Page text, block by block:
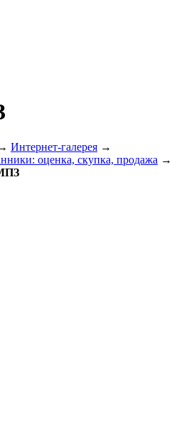
Интернет-галерея →
оценка, скупка, продажа →